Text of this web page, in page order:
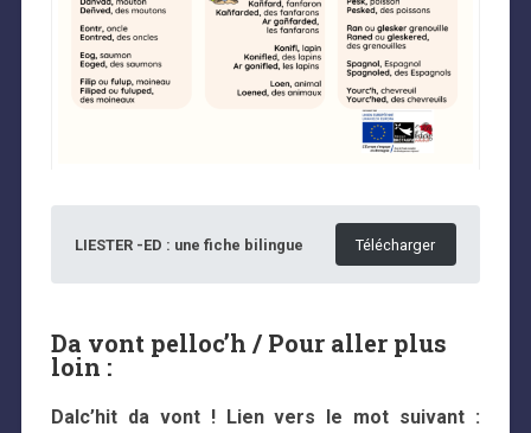
LIESTER -ED : une fiche bilingue Télécharger
Da vont pelloc’h / Pour aller plus
loin :
Dalc’hit da vont ! Lien vers le mot suivant :